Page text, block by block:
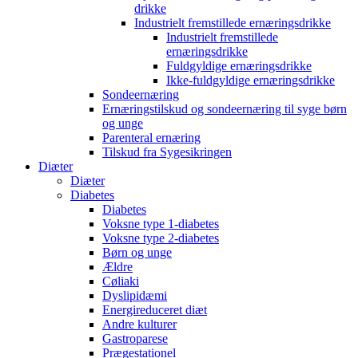
drikke
Industrielt fremstillede ernæringsdrikke
Industrielt fremstillede
ernæringsdrikke
Fuldgyldige ernæringsdrikke
Ikke-fuldgyldige ernæringsdrikke
Sondeernæring
Ernæringstilskud og sondeernæring til syge børn
og unge
Parenteral ernæring
Tilskud fra Sygesikringen
Diæter
Diæter
Diabetes
Diabetes
Voksne type 1-diabetes
Voksne type 2-diabetes
Børn og unge
Ældre
Cøliaki
Dyslipidæmi
Energireduceret diæt
Andre kulturer
Gastroparese
Prægestationel